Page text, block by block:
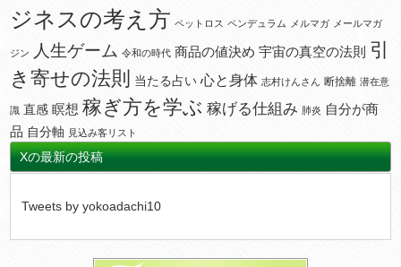
ジネスの考え方 ペットロス ペンデュラム メルマガ メールマガ
ジン 人生ゲーム 令和の時代 商品の値決め 宇宙の真空の法則 引
き寄せの法則
当たる占い 心と身体 志村けんさん 断捨離 潜在意
識 直感 瞑想 稼ぎ方を学ぶ 稼げる仕組み 肺炎 自分が商
品 自分軸 見込み客リスト
Xの最新の投稿
Tweets by yokoadachi10